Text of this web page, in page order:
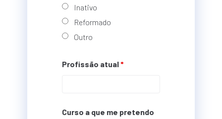
Inativo
Reformado
Outro
Profissão atual*
Curso a que me pretendo